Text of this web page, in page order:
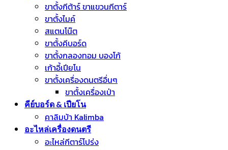
ขาตั้งกีต้าร์ ขาแขวนกีตาร์
ขาตั้งไมค์
สแตนโน๊ต
ขาตั้งคีบอร์ด
ขาตั้งกลองทอม บองโก้
เก้าอี้เปียโน
ขาตั้งเครื่องดนตรีอื่นๆ
ขาตั้งเครื่องเป่า
คีย์บอร์ด & เปียโน
คาลิมบ้า Kalimba
อะไหล่เครื่องดนตรี
อะไหล่กีตาร์โปร่ง